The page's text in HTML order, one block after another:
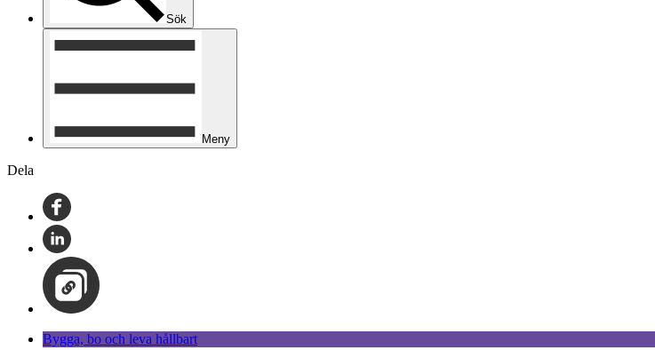
Sök
Meny
Dela
Bygga, bo och leva hållbart